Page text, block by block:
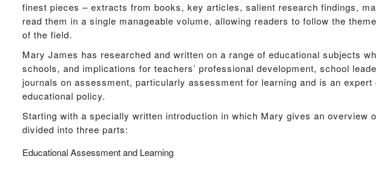
finest pieces – extracts from books, key articles, salient research findings,
read them in a single manageable volume, allowing readers to follow the
of the field.
Mary James has researched and written on a range of educational subjects
schools, and implications for teachers’ professional development, school
journals on assessment, particularly assessment for learning and is an
educational policy.
Starting with a specially written introduction in which Mary gives an
divided into three parts:
Educational Assessment and Learning